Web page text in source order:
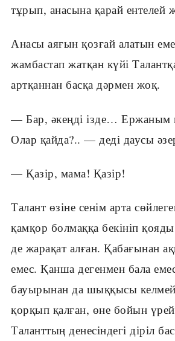
тұрып, анасына қарай ентелей
Анасы аяғын қозғай алатын
жамбастап жатқан күйі
артқаннан басқа дәрмен жоқ.
— Бар, әкеңді ізде… Ержаным
Олар қайда?.. — деді даусы
— Қазір, мама! Қазір!
Талант өзіне сенім арта
қамқор болмаққа бекініп
де жарақат алған. Қабағынан
емес. Қанша дегенмен бала
бауырынан да шыққысы
қорқып қалған, өне бойын
Таланттың денесіндегі діріл